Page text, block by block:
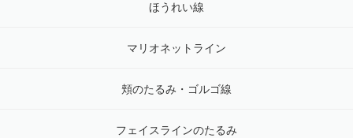
ほうれい線
マリオネットライン
頬のたるみ・ゴルゴ線
フェイスラインのたるみ